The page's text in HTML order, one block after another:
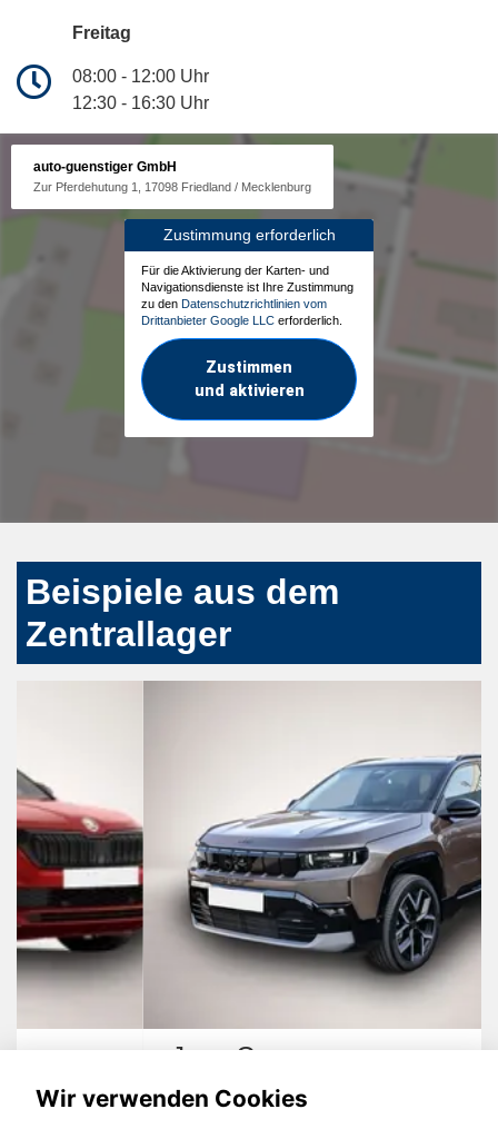
Freitag
08:00 - 12:00 Uhr
12:30 - 16:30 Uhr
auto-guenstiger GmbH
Zur Pferdehutung 1, 17098 Friedland / Mecklenburg
Zustimmung erforderlich
Für die Aktivierung der Karten- und
Navigationsdienste ist Ihre Zustimmung
zu den Datenschutzrichtlinien vom
Drittanbieter Google LLC erforderlich.
Zustimmen
und aktivieren
Beispiele aus dem
Zentrallager
Jeep Compass
Wir verwenden Cookies